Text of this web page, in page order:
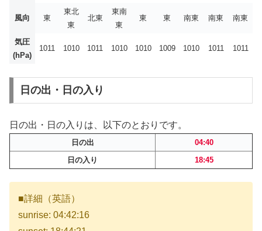
風向 東
東北
東
北東
東南
東
東 東 南東 南東 南東
気圧
(hPa)
1011 1010 1011 1010 1010 1009 1010 1011 1011
日の出・日の入り
日の出・日の入りは、以下のとおりです。
日の出
04:40
日の入り
18:45
■詳細（英語）
sunrise: 04:42:16